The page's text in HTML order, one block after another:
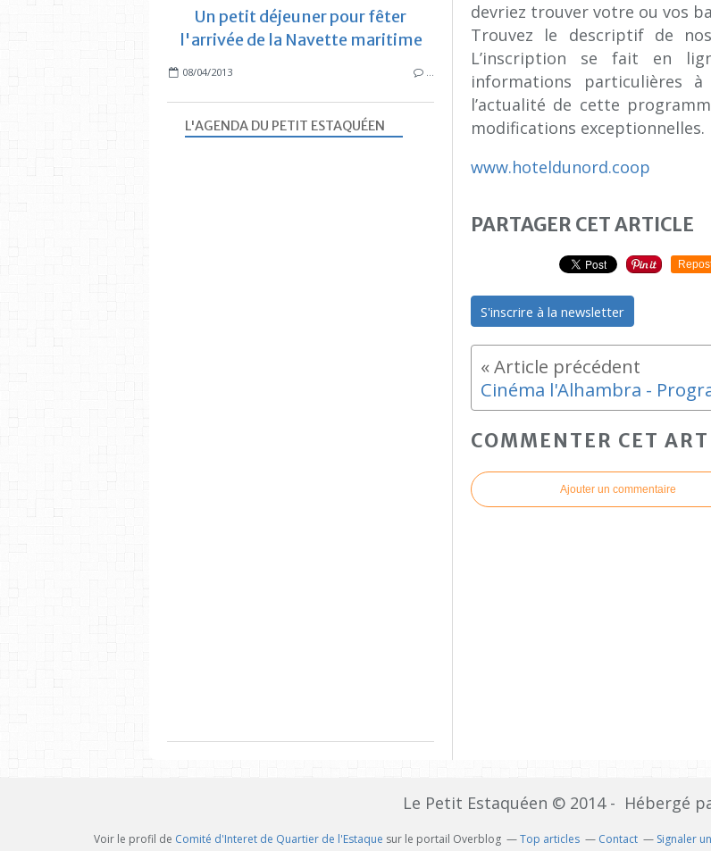
devriez trouver votre ou vos
Trouvez le descriptif de
L’inscription se fait en
informations particulières à
l’actualité de cette
modifications exceptionnelles.
www.hoteldunord.coop
PARTAGER CET ARTICLE
S'inscrire à la newsletter
COMMENTER CET
Ajouter un commentaire
Un petit déjeuner pour fêter
l'arrivée de la Navette maritime
08/04/2013
L'AGENDA DU PETIT ESTAQUÉEN
Le Petit Estaquéen © 2014 - Hébergé
Voir le profil de Comité d'Interet de Quartier de l'Estaque sur le portail Overblog Top articles Contact Signaler